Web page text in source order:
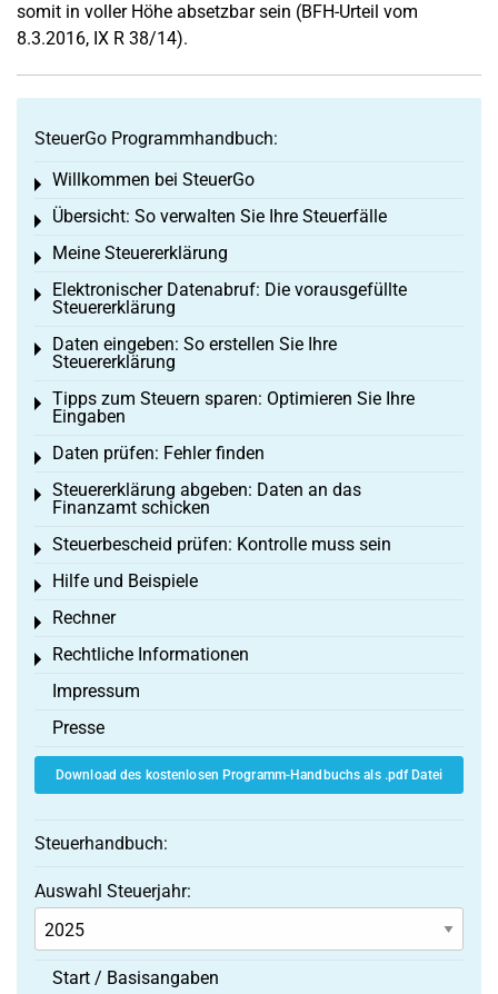
somit in voller Höhe absetzbar sein (BFH-Urteil vom
8.3.2016, IX R 38/14).
SteuerGo Programmhandbuch:
Willkommen bei SteuerGo
Toggle menu
Übersicht: So verwalten Sie Ihre Steuerfälle
Toggle menu
Meine Steuererklärung
Toggle menu
Elektronischer Datenabruf: Die vorausgefüllte
Steuererklärung
Toggle menu
Daten eingeben: So erstellen Sie Ihre
Steuererklärung
Toggle menu
Tipps zum Steuern sparen: Optimieren Sie Ihre
Eingaben
Toggle menu
Daten prüfen: Fehler finden
Toggle menu
Steuererklärung abgeben: Daten an das
Finanzamt schicken
Toggle menu
Steuerbescheid prüfen: Kontrolle muss sein
Toggle menu
Hilfe und Beispiele
Toggle menu
Rechner
Toggle menu
Rechtliche Informationen
Toggle menu
Impressum
Presse
Download des kostenlosen Programm-Handbuchs als .pdf Datei
Steuerhandbuch:
Auswahl Steuerjahr:
Start / Basisangaben